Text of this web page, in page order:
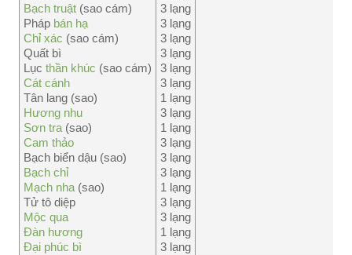
Bạch truật (sao cám)
Pháp bán hạ
Chỉ xác (sao cám)
Quất bì
Lục thần khúc (sao cám)
Cát cánh
Tân lang (sao)
Hương nhu
Sơn tra (sao)
Cam thảo
Bạch biển dậu (sao)
Bạch chỉ
Mạch nha (sao)
Tử tô diệp
Mộc qua
Đàn hương
Đại phúc bì
3 lạng
3 lạng
3 lạng
3 lạng
3 lạng
3 lạng
1 lạng
3 lạng
1 lạng
3 lạng
3 lạng
3 lạng
1 lạng
3 lạng
3 lạng
1 lạng
3 lạng